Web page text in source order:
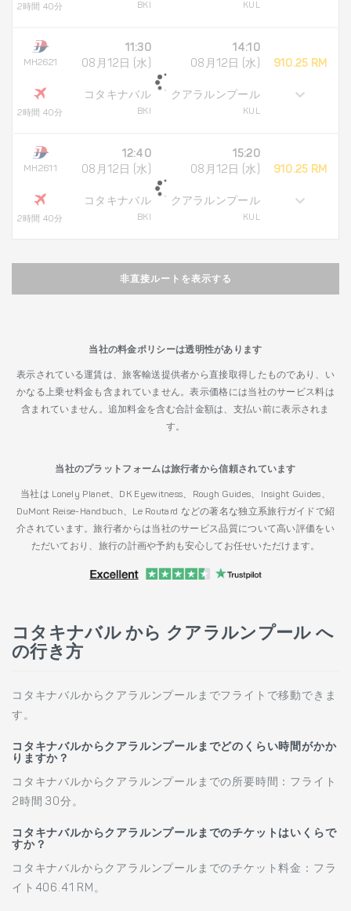
2時間 40分 BKI KUL
MH2621
2時間 40分
11:30
08月12日 (水)
コタキナバル
BKI
14:10
08月12日 (水)
クアラルンプール
KUL
910.25 RM
MH2611
2時間 40分
12:40
08月12日 (水)
コタキナバル
BKI
15:20
08月12日 (水)
クアラルンプール
KUL
910.25 RM
非直接ルートを表示する
当社の料金ポリシーは透明性があります
表示されている運賃は、旅客輸送提供者から直接取得したものであり、い
かなる上乗せ料金も含まれていません。表示価格には当社のサービス料は
含まれていません。追加料金を含む合計金額は、支払い前に表示されま
す。
当社のプラットフォームは旅行者から信頼されています
当社は Lonely Planet、DK Eyewitness、Rough Guides、Insight Guides、
DuMont Reise-Handbuch、Le Routard などの著名な独立系旅行ガイドで紹
介されています。旅行者からは当社のサービス品質について高い評価をい
ただいており、旅行の計画や予約も安心してお任せいただけます。
コタキナバル から クアラルンプール へ
の行き方
コタキナバルからクアラルンプールまでフライトで移動できま
す。
コタキナバルからクアラルンプールまでどのくらい時間がかか
りますか？
コタキナバルからクアラルンプールまでの所要時間：フライト
2時間 30分。
コタキナバルからクアラルンプールまでのチケットはいくらで
すか？
コタキナバルからクアラルンプールまでのチケット料金：フラ
イト406.41 RM。